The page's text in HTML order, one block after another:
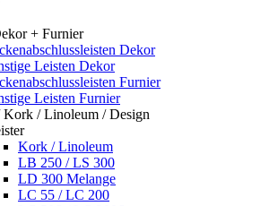
+ Furnier
Dekor
Leisten Dekor
Furnier
Leisten Furnier
Kork / Linoleum / Design
Kork / Linoleum
LB 250 / LS 300
LD 300 Melange
LC 55 / LC 200